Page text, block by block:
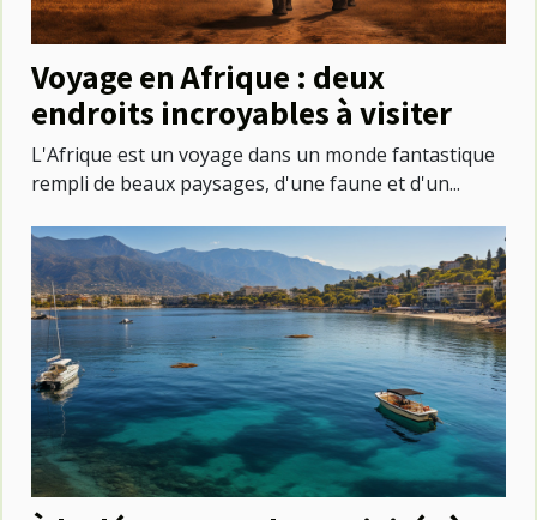
Voyage en Afrique : deux
endroits incroyables à visiter
L'Afrique est un voyage dans un monde fantastique
rempli de beaux paysages, d'une faune et d'un...